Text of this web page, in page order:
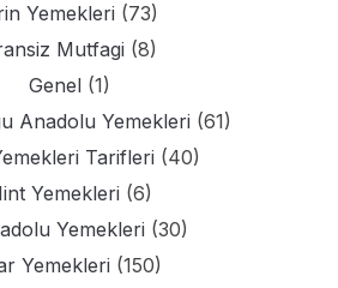
Yemekleri (73)
Mutfagi (8)
Genel (1)
Anadolu Yemekleri (61)
Tarifleri (40)
Yemekleri (6)
Yemekleri (30)
Yemekleri (150)